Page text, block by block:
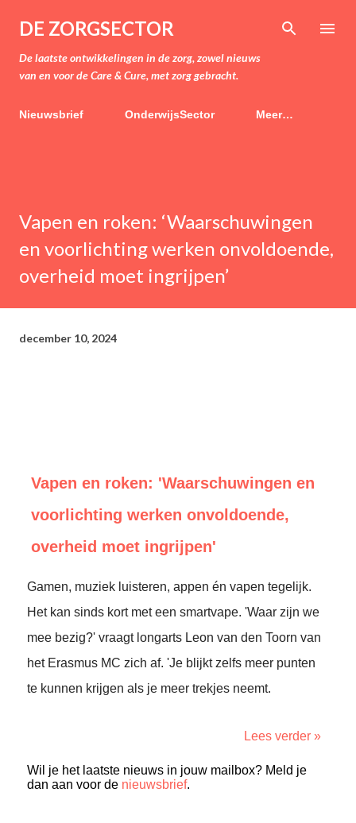
Doorgaan naar hoofdcontent
DE ZORGSECTOR
De laatste ontwikkelingen in de zorg, zowel nieuws
van en voor de Care & Cure, met zorg gebracht.
Nieuwsbrief OnderwijsSector Meer…
Vapen en roken: ‘Waarschuwingen
en voorlichting werken onvoldoende,
overheid moet ingrijpen’
december 10, 2024
Vapen en roken: 'Waarschuwingen en
voorlichting werken onvoldoende,
overheid moet ingrijpen'
Gamen, muziek luisteren, appen én vapen tegelijk.
Het kan sinds kort met een smartvape. 'Waar zijn we
mee bezig?' vraagt longarts Leon van den Toorn van
het Erasmus MC zich af. 'Je blijkt zelfs meer punten
te kunnen krijgen als je meer trekjes neemt.
Lees verder »
Wil je het laatste nieuws in jouw mailbox? Meld je
dan aan voor de nieuwsbrief.